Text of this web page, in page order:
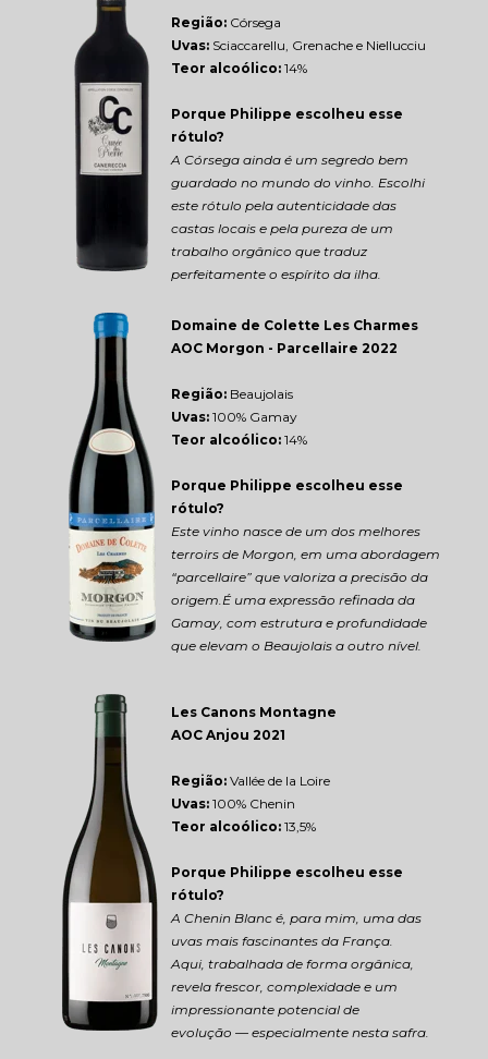
Domaine de Colette Les Charmes
AOC Morgon - Parcellaire 2022
Região: Beaujolais
Uvas: 100% Gamay
Teor alcoólico: 14%
Porque Philippe escolheu esse
rótulo?
Este vinho nasce de um dos melhores
terroirs de Morgon, em uma abordagem
“parcellaire” que valoriza a precisão da
origem.É uma expressão refinada da
Gamay, com estrutura e profundidade
que elevam o Beaujolais a outro nível.
Les Canons Montagne
AOC Anjou 2021
Região: Vallée de la Loire
Uvas: 100% Chenin
Teor alcoólico: 13,5%
Porque Philippe escolheu esse
rótulo?
A Chenin Blanc é, para mim, uma das
uvas mais fascinantes da França.
Aqui, trabalhada de forma orgânica,
revela frescor, complexidade e um
impressionante potencial de
evolução — especialmente nesta safra.
Região: Córsega
Uvas: Sciaccarellu, Grenache e Niellucciu
Teor alcoólico: 14%
Porque Philippe escolheu esse
rótulo?
A Córsega ainda é um segredo bem
guardado no mundo do vinho. Escolhi
este rótulo pela autenticidade das
castas locais e pela pureza de um
trabalho orgânico que traduz
perfeitamente o espírito da ilha.